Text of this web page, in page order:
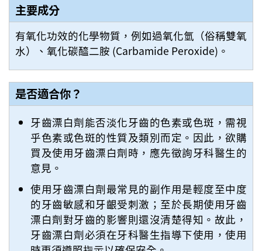
主要成分
有氧化功效的化學物質，例如過氧化氫（俗稱雙氧
水）、氧化碳醯二胺 (Carbamide Peroxide)。
是否適合你？
牙齒漂白劑能否淡化牙齒的色素或色斑，需視
乎色素或色斑的性質及類別而定。因此，欲購
買及使用牙齒漂白劑時，應先徵詢牙科醫生的
意見。
使用牙齒漂白劑最常見的副作用是輕度至中度
的牙齒敏感和牙齦受刺激；至於長期使用牙齒
漂白劑對牙齒的影響則還沒清楚得知。故此，
牙齒漂白劑必須在牙科醫生指導下使用，使用